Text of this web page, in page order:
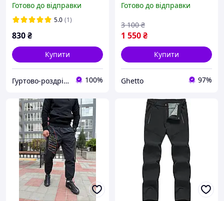
Готово до відправки
5.0 (1)
830₴
Купити
Гуртово-роздрібний магазин KAOshop 100%
Чоловічі штани Nike
Готово до відправки
1 550₴
3 100 ₴
Купити
Ghetto 97%